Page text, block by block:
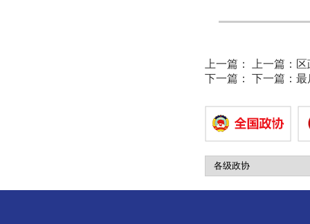
上一篇： 上一篇：
下一篇： 下一篇： 最